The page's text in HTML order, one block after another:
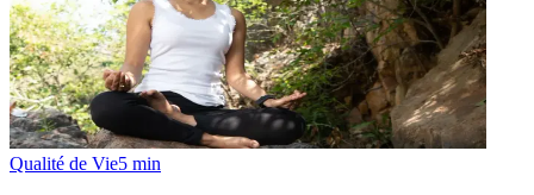
Qualité de Vie5 min